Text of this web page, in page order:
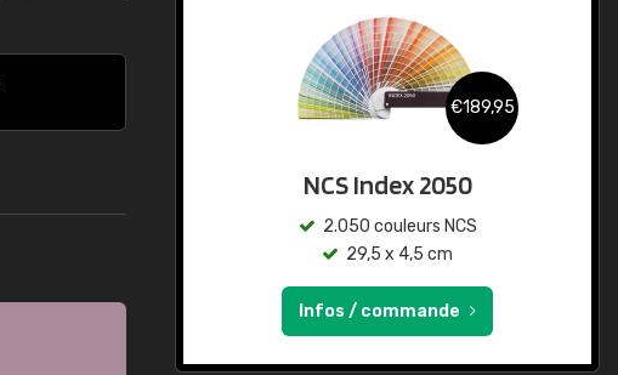
€189,95
NCS Index 2050
2.050 couleurs NCS
29,5 x 4,5 cm
Infos / commande